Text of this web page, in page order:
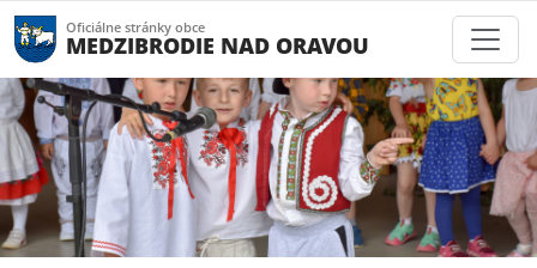
Oficiálne stránky obce
MEDZIBRODIE NAD ORAVOU